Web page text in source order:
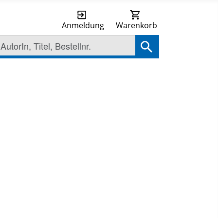
Anmeldung Warenkorb